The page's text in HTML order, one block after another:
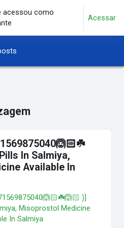
acessou como
Acessar
In Salmiya,
Available In
)]
Misoprostol Medicine
In Salmiya